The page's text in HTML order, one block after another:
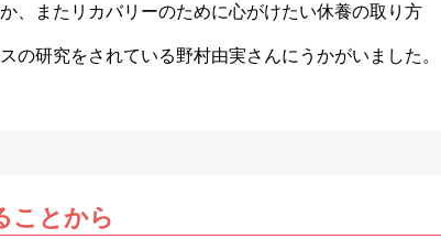
、またリカバリーのために心がけたい休養の取り方
の研究をされている野村由実さんにうかがいました。
ことから